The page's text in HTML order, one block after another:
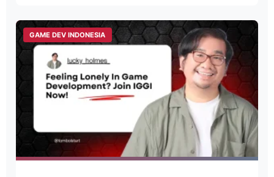
GAME DEV INDONESIA